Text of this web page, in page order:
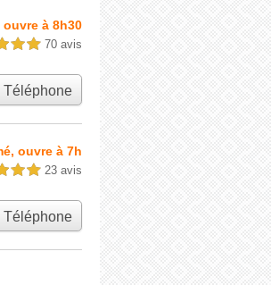
ouvre à 8h30
sur 5 70 avis
Téléphone
ouvre à 7h
sur 5 23 avis
Téléphone